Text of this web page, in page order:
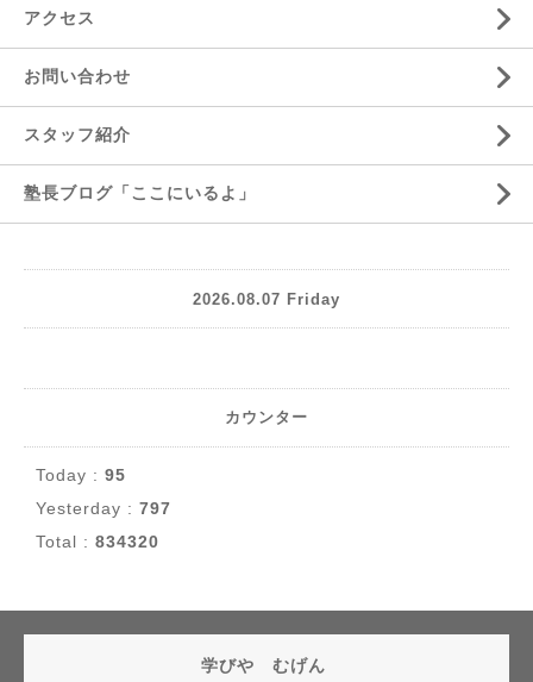
アクセス
お問い合わせ
スタッフ紹介
塾長ブログ「ここにいるよ」
2026.08.07 Friday
カウンター
Today : 95
Yesterday : 797
Total : 834320
学びや むげん